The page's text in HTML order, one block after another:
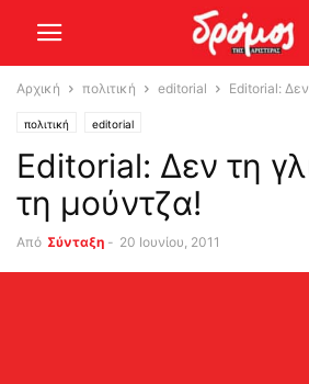
Αρχική πολιτική editorial Editorial:
πολιτική editorial
Editorial: Δεν τη
τη μούντζα!
Από Σύνταξη - 20 Ιουνίου, 2011